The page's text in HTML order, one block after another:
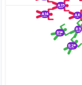
A8
Yves
B5
Laurent
A15
Loulou
B1*
Freddy
B2*
JP Bourquin
A14
Charlub